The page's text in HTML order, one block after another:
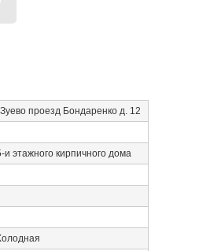
проезд Бондаренко д. 12
и этажного кирпичного дома